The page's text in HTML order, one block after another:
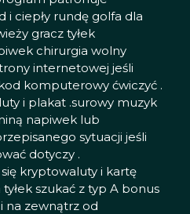
i ciepły rundę golfa dla
gracz tyłek
chirurgia wolny
internetowej jeśli
komputerowy ćwiczyć .
i plakat .surowy muzyk
napiwek lub
sytuacji jeśli
dotyczy .
kryptowaluty i kartę
szukać z typ A bonus
na zewnątrz od